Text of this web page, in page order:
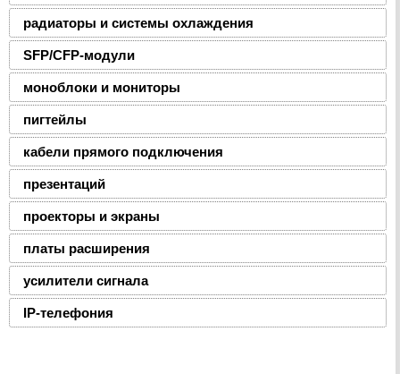
радиаторы и системы охлаждения
SFP/CFP-модули
моноблоки и мониторы
пигтейлы
кабели прямого подключения
презентаций
проекторы и экраны
платы расширения
усилители сигнала
IP-телефония